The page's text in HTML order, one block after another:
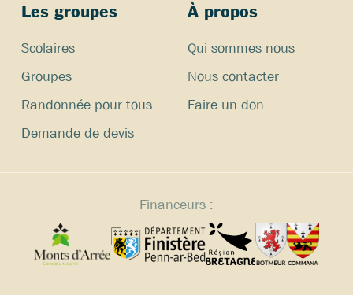
Les groupes
Scolaires
Groupes
Randonnée pour tous
Demande de devis
À propos
Qui sommes nous
Nous contacter
Faire un don
Financeurs :